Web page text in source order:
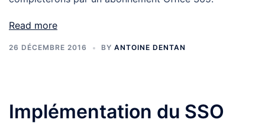
Read more
26 DÉCEMBRE 2016 BY ANTOINE DENTAN
Implémentation du SSO